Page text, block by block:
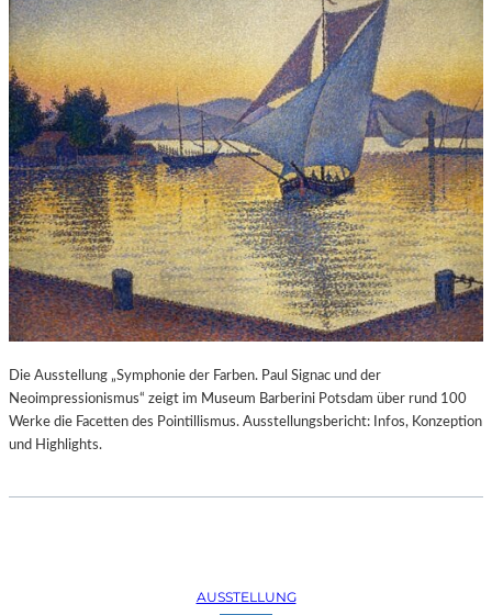
Die Ausstellung „Symphonie der Farben. Paul Signac und der
Neoimpressionismus“ zeigt im Museum Barberini Potsdam über rund 100
Werke die Facetten des Pointillismus. Ausstellungsbericht: Infos, Konzeption
und Highlights.
AUSSTELLUNG